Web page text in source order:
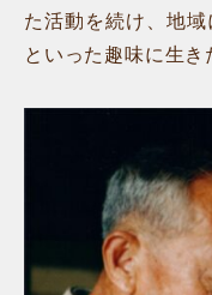
た活動を続け、地
といった趣味に生き